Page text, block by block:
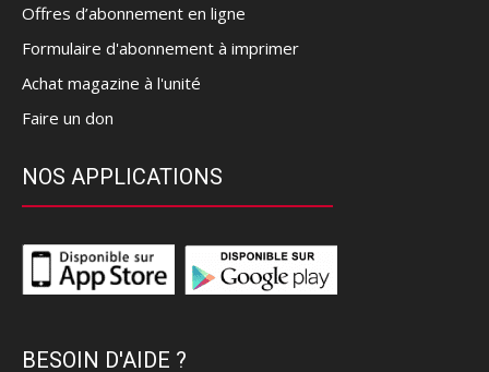
Offres d’abonnement en ligne
Formulaire d'abonnement à imprimer
Achat magazine à l'unité
Faire un don
NOS APPLICATIONS
BESOIN D'AIDE ?